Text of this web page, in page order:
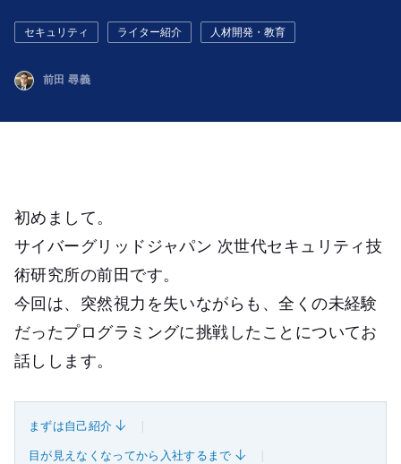
セキュリティ ライター紹介 人材開発・教育
前田 尋義
初めまして。
サイバーグリッドジャパン 次世代セキュリティ技
術研究所の前田です。
今回は、突然視力を失いながらも、全くの未経験
だったプログラミングに挑戦したことについてお
話しします。
まずは自己紹介
目が見えなくなってから入社するまで